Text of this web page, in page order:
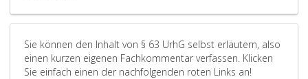
Sie können den Inhalt von § 63 UrhG selbst erläutern, also
einen kurzen eigenen Fachkommentar verfassen. Klicken
Sie einfach einen der nachfolgenden roten Links an!